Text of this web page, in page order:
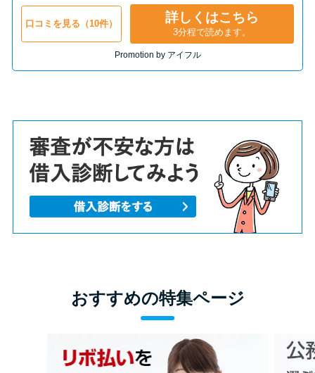
口コミを見る（10件） 詳しくはこちら
3分程で読めます。
Promotion by アイフル
おすすめの特集ページ